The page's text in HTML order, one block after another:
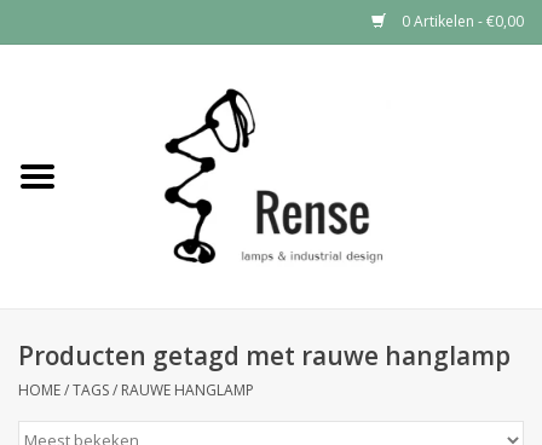
0 Artikelen - €0,00
Industrial lamps
Producten getagd met rauwe hanglamp
HOME/TAGS/ RAUWE HANGLAMP